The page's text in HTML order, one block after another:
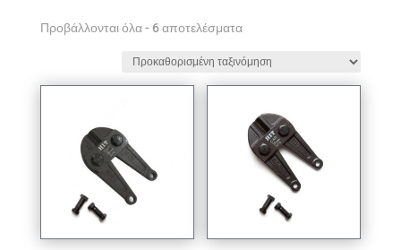
Προβάλλονται όλα - 6 αποτελέσματα